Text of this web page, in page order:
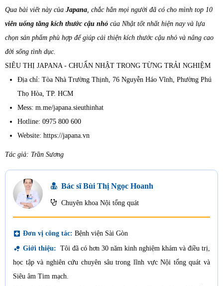
Qua bài viết này của Japana, chắc hẳn mọi người đã có cho mình top 10
viên uống tăng kích thước cậu nhỏ của Nhật tốt nhất hiện nay và lựa
chọn sản phẩm phù hợp để giúp cải thiện kích thước cậu nhỏ và nâng cao
đời sống tình dục.
SIÊU THỊ JAPANA - CHUẨN NHẬT TRONG TỪNG TRẢI NGHIỆM
Địa chỉ: Tòa Nhà Trường Thịnh, 76 Nguyễn Háo Vĩnh, Phường Phú
Thọ Hòa, TP. HCM
Mess: m.me/japana.sieuthinhat
Hotline: 0975 800 600
Website: https://japana.vn
Tác giả: Trần Sương
Bác sĩ Bùi Thị Ngọc Hoanh
Chuyên khoa Nội tổng quát
local_hospital Đơn vị công tác: Bệnh viện Sài Gòn
bubble_chart Giới thiệu: Tôi đã có hơn 30 năm kinh nghiệm khám và điều trị,
học tập và nghiên cứu chuyên sâu trong lĩnh vực Nội tổng quát và
Siêu âm Tim mạch.